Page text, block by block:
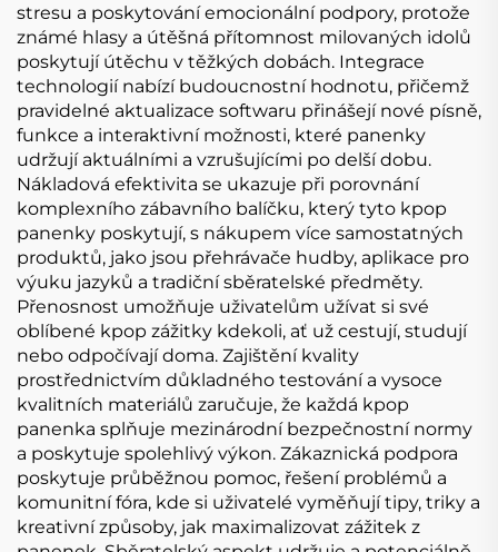
stresu a poskytování emocionální podpory, protože
známé hlasy a útěšná přítomnost milovaných idolů
poskytují útěchu v těžkých dobách. Integrace
technologií nabízí budoucnostní hodnotu, přičemž
pravidelné aktualizace softwaru přinášejí nové písně,
funkce a interaktivní možnosti, které panenky
udržují aktuálními a vzrušujícími po delší dobu.
Nákladová efektivita se ukazuje při porovnání
komplexního zábavního balíčku, který tyto kpop
panenky poskytují, s nákupem více samostatných
produktů, jako jsou přehrávače hudby, aplikace pro
výuku jazyků a tradiční sběratelské předměty.
Přenosnost umožňuje uživatelům užívat si své
oblíbené kpop zážitky kdekoli, ať už cestují, studují
nebo odpočívají doma. Zajištění kvality
prostřednictvím důkladného testování a vysoce
kvalitních materiálů zaručuje, že každá kpop
panenka splňuje mezinárodní bezpečnostní normy
a poskytuje spolehlivý výkon. Zákaznická podpora
poskytuje průběžnou pomoc, řešení problémů a
komunitní fóra, kde si uživatelé vyměňují tipy, triky a
kreativní způsoby, jak maximalizovat zážitek z